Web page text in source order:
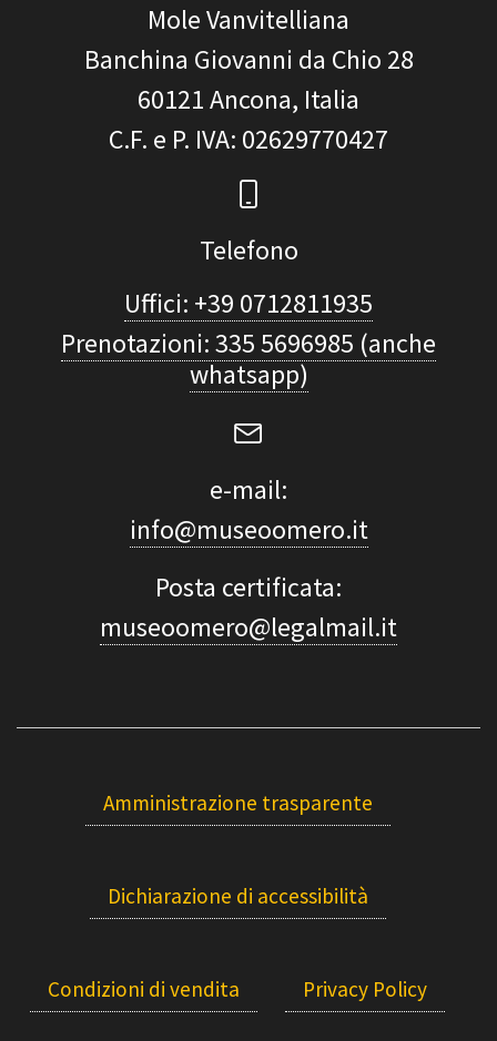
Mole Vanvitelliana
Banchina Giovanni da Chio 28
60121Ancona, Italia
C.F. e P. IVA: 02629770427
Telefono
Uffici: +39 0712811935
Prenotazioni: 335 5696985 (anche
whatsapp)
e-mail:
info@museoomero.it
Posta certificata:
museoomero@legalmail.it
Amministrazione trasparente
Dichiarazione di accessibilità
Condizioni di vendita Privacy Policy